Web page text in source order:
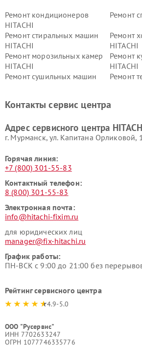
Ремонт кондиционеров
HITACHI
Ремонт
Ремонт стиральных машин
HITACHI
Ремонт
HITACHI
Ремонт морозильных камер
HITACHI
Ремонт
HITACHI
Ремонт сушильных машин
Ремонт
данных HITACHI
HITACHI
HITACHI
HITACHI
Контакты сервис центра
Адрес сервисного центра
г. Мурманск, ул. Капитана Орликовой,
Горячая линия:
+7 (800) 301-55-83
Контактный телефон:
8 (800) 301-55-83
Электронная почта:
info@hitachi-fixim.ru
для юридических лиц
manager@fix-hitachi.ru
График работы:
ПН-ВСК с 9:00 до 21:00 без
Рейтинг сервисного центра
4.9-5.0
ООО "Русервис"
ИНН 7702633247
ОГРН 1077746335776